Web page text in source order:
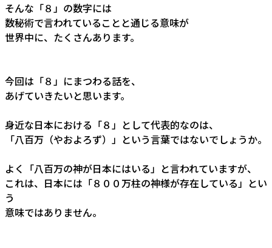
そんな「８」の数字には
数秘術で言われていることと通じる意味が
世界中に、たくさんあります。
今回は「８」にまつわる話を、
あげていきたいと思います。
身近な日本における「８」として代表的なのは、
「八百万（やおよろず）」という言葉ではないでしょうか。
よく「八百万の神が日本にはいる」と言われていますが、
これは、日本には「８００万柱の神様が存在している」とい
う
意味ではありません。